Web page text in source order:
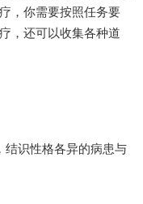
，你需要按照任务要
，还可以收集各种道
结识性格各异的病患与